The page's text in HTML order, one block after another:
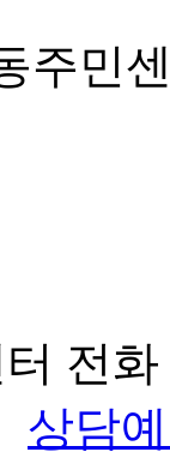
주민
전
상담